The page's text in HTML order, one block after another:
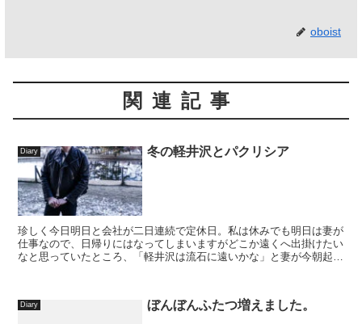
oboist
関連記事
Diary 冬の軽井沢とパクリシア
珍しく今日明日と会社が二日連続で定休日。私は休みでも明日は妻が
仕事なので、日帰りにはなってしまいますがどこか遠くへ出掛けたい
なと思っていたところ、「軽井沢は流石に遠いかな」と妻が今朝起き
Diary ぼんぼんふたつ増えました。